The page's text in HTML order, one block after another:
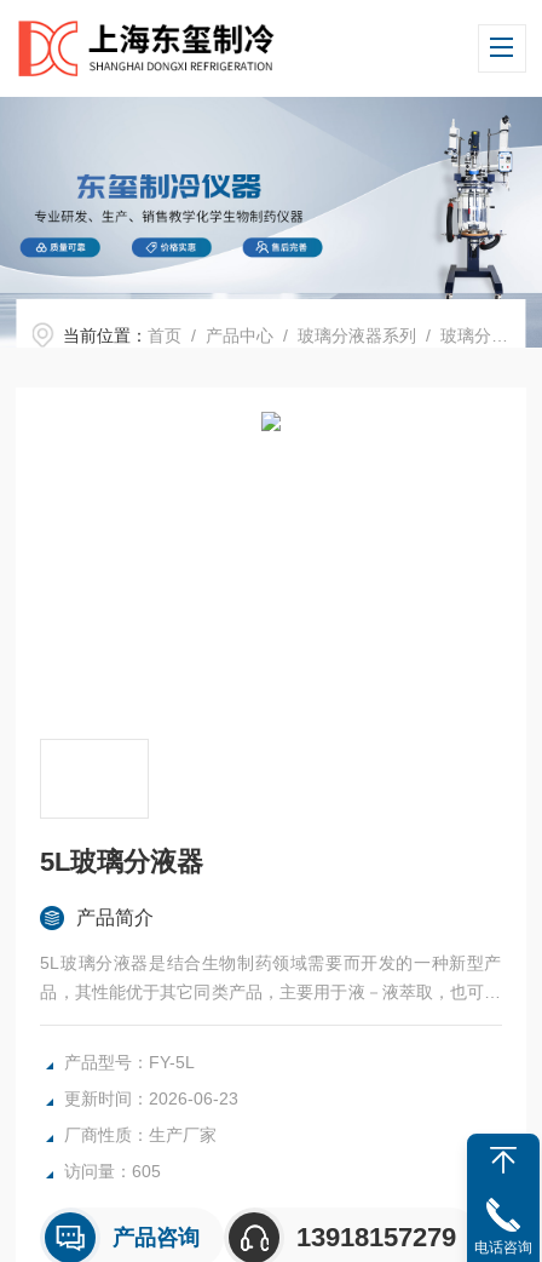
当前位置：首页 / 产品中心 /玻璃分液器系列 /玻璃分液器
5L玻璃分液器
产品简介
5L玻璃分液器是结合生物制药领域需要而开发的一种新型产
品，其性能优于其它同类产品，主要用于液－液萃取，也可以
用于常温反应。
产品型号：FY-5L
更新时间：2026-06-23
厂商性质：生产厂家
访问量：605
产品咨询 13918157279 电话咨询